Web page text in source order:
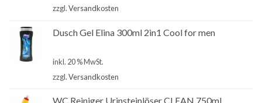
zzgl.Versandkosten
Dusch Gel Elina 300ml 2in1 Cool for men
inkl. 20 % MwSt.
zzgl.Versandkosten
WC Reiniger Urinsteinlöser CLEAN 750ml